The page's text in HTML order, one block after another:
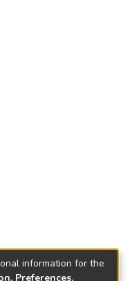
information for the
Preferences,